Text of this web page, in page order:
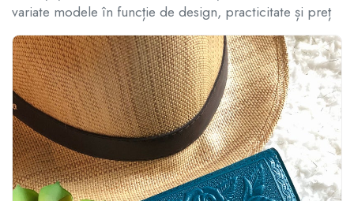
variate modele în funcție de design, practicitate și preț